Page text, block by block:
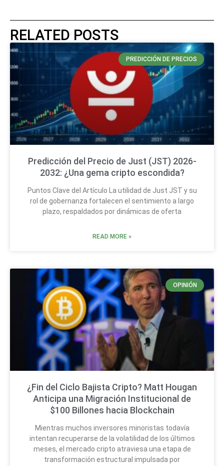
RELATED POSTS
PREDICCIÓN DE PRECIOS
Predicción del Precio de Just (JST) 2026-
2032: ¿Una gema cripto escondida?
Puntos Clave del Artículo La utilidad de Just JST y su
rol de gobernanza fortalecen el sentimiento a largo
plazo, respaldados por dinámicas de oferta
READ MORE »
OPINIÓN
¿Fin del Ciclo Bajista Cripto? Matt Hougan
Anticipa una Migración Institucional de
$100 Billones hacia Blockchain
Mientras muchos inversores minoristas todavía
intentan recuperarse de la volatilidad de los últimos
meses, el mercado cripto atraviesa una etapa de
transformación estructural impulsada por